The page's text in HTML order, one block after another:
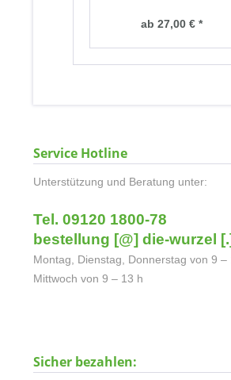
ab 27,00 € *
Service Hotline
Unterstützung und Beratung unter:
Tel. 09120 1800-78
bestellung [@] die-wurzel
Montag, Dienstag, Donnerstag von 9 –
Mittwoch von 9 – 13 h
Sicher bezahlen: